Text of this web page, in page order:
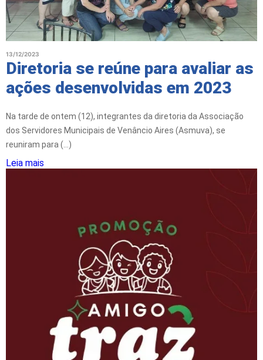
13/12/2023
Diretoria se reúne para avaliar as
ações desenvolvidas em 2023
Na tarde de ontem (12), integrantes da diretoria da Associação
dos Servidores Municipais de Venâncio Aires (Asmuva), se
reuniram para (...)
Leia mais